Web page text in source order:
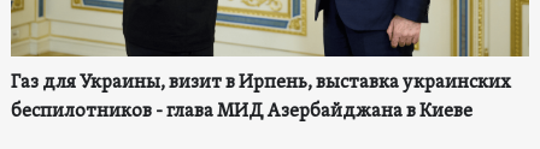
Газ для Украины, визит в Ирпень, выставка украинских
беспилотников - глава МИД Азербайджана в Киеве